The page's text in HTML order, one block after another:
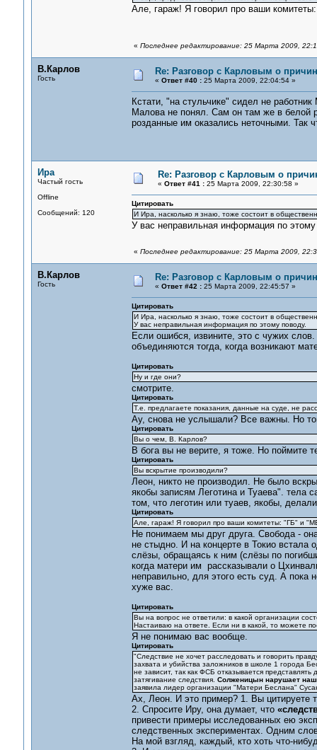
Але, гараж! Я говорил про ваши
« Последнее редактирование: 25 Марта 2009,
В.Карлов
Гость
Re: Разговор с Карловым о
« Ответ #40 :25 Марта 2009, 22:04:54 »
Кстати, "на стульчике" сидел не
Малова не понял. Сам он там же в белой
розданные им оказались неточными. Так
Ира
Частый гость
Offline
Сообщений: 120
Re: Разговор с Карловым о
« Ответ #41 :25 Марта 2009, 22:30:58 »
Цитировать
И Ира, насколько я знаю, тоже состоит в
У вас неправильная информация по этому
« Последнее редактирование: 25 Марта 2009,
В.Карлов
Гость
Re: Разговор с Карловым о
« Ответ #42 :25 Марта 2009, 22:45:57 »
Цитировать
И Ира, насколько я знаю, тоже состоит в
У вас неправильная информация по этому поводу.
Если ошибся, извините, это с чужих
объединяются тогда, когда возникают
Цитировать
Ну и где они?
смотрите.
Цитировать
Т.е. предлагаете показания, данные на суде, не
Ау, снова не услышали? Все важны. Но
Цитировать
Вы о чем, В. Карлов?
В бога вы не верите, я тоже. Но поймите
Цитировать
Вы вскрытие производили?
Леон, никто не производил. Не было
якобы записям Леготина и Туаева". тела
том, что леготин или туаев, якобы,
Цитировать
Але, гараж! Я говорил про ваши комитеты: "ГБ" и
Не понимаем мы друг друга. Свобода -
не стыдно. И на концерте в Токио встала
слёзы, обращаясь к ним (слёзы по
когда матери им рассказывали о
неправильно, для этого есть суд. А пока
хуже вас.
Цитировать
Вы на вопрос не ответили: в какой организации
Настаиваю на ответе. Если ни в какой, то можете
Я не понимаю вас вообще.
Цитировать
"Следствие не хочет расследовать и говорить
захвата и убийства заложников в школе 1 города
не зависит, так как ФСБ отказывается
затягивание следствия. Солженицын нарушает
заявила лидер организации "Матери Беслана"
Ах, Леон. И это пример? 1. Вы цитируете
2. Спросите Иру, она думает, что
привести примеры исследованных ею
следственных экспериментах. Одним
На мой взгляд, каждый, кто хоть что-